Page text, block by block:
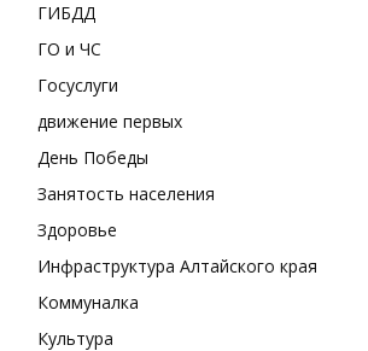
ГИБДД
ГО и ЧС
Госуслуги
движение первых
День Победы
Занятость населения
Здоровье
Инфраструктура Алтайского края
Коммуналка
Культура